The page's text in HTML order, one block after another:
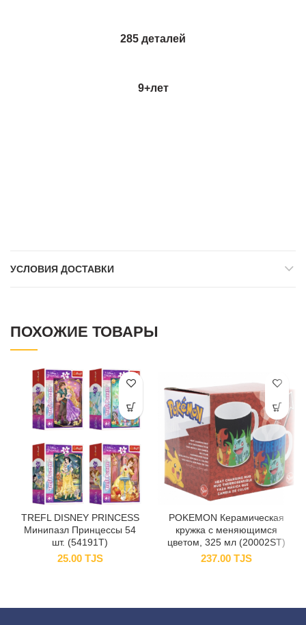
285 деталей
9+лет
УСЛОВИЯ ДОСТАВКИ
ПОХОЖИЕ ТОВАРЫ
TREFL DISNEY PRINCESS
Минипазл Принцессы 54
шт. (54191T)
25.00 TJS
POKEMON Керамическая
кружка с меняющимся
цветом, 325 мл (20002ST)
237.00 TJS